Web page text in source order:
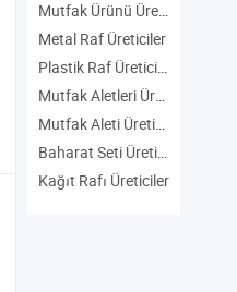
Mutfak Ürünü Üreticiler
Metal Raf Üreticiler
Plastik Raf Üreticiler
Mutfak Aletleri Üreticiler
Mutfak Aleti Üreticiler
Baharat Seti Üreticiler
Kağıt Rafı Üreticiler